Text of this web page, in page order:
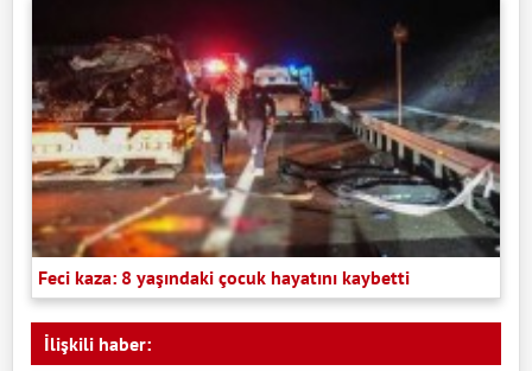
Feci kaza: 8 yaşındaki çocuk hayatını kaybetti
İlişkili haber: